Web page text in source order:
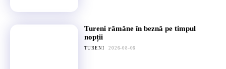
Tureni rămâne în beznă pe timpul
nopții
TURENI 2026-08-06